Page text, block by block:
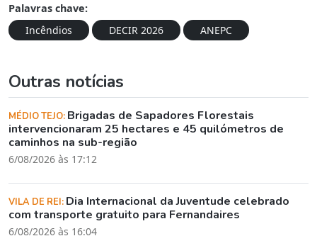
Palavras chave:
Incêndios
DECIR 2026 ANEPC
Outras notícias
MÉDIO TEJO: Brigadas de Sapadores Florestais
intervencionaram 25 hectares e 45 quilómetros de
caminhos na sub-região
6/08/2026 às 17:12
VILA DE REI: Dia Internacional da Juventude celebrado
com transporte gratuito para Fernandaires
6/08/2026 às 16:04